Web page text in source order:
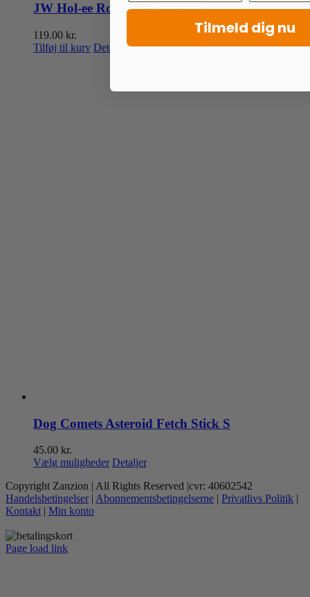
JW Hol-ee Roller ass. Jumbo
119.00 kr.
Tilføj til kurv Detaljer
Dog Comets Asteroid Fetch Stick S
45.00 kr.
Vælg muligheder Dette
har
flere
Detaljer
Copyright Zanzion | All Rights Reserved |cvr: 40602542
Handelsbetingelser | Abonnementsbetingelserne | Privatlivs Politik |
Kontakt | Min konto
Page load link
Tilmeld dig nu